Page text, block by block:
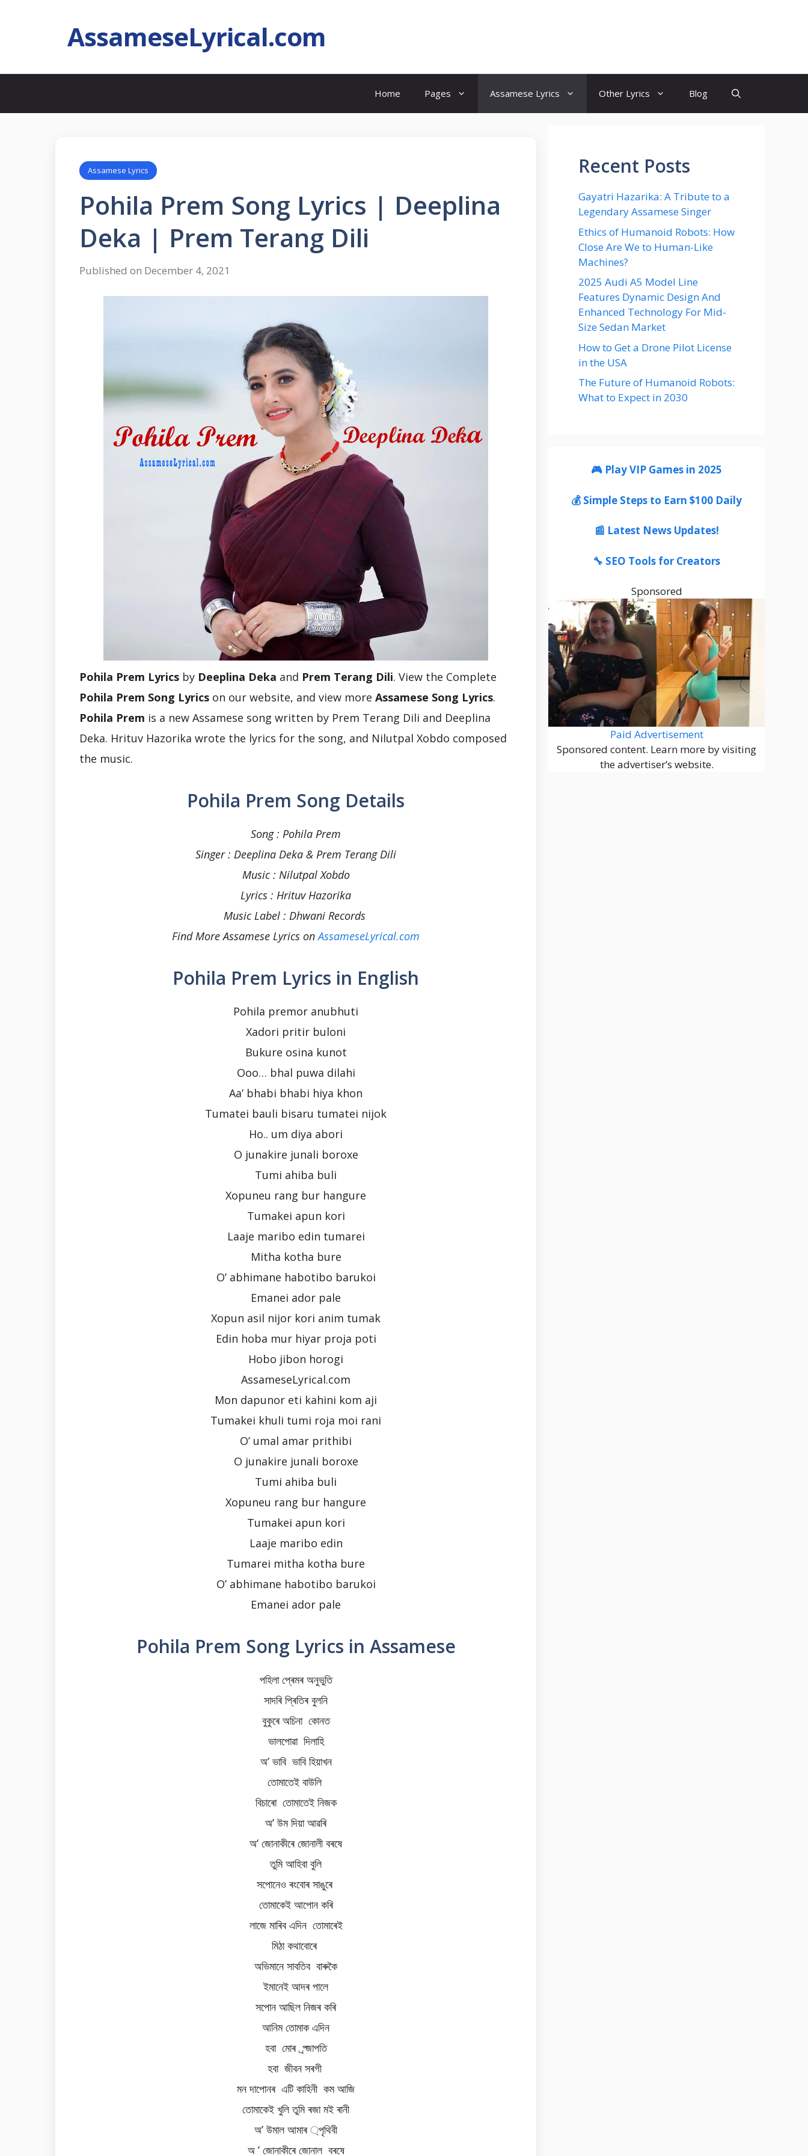
AssameseLyrical.com
Home Pages Assamese Lyrics Other Lyrics Blog
Assamese Lyrics
Pohila Prem Song Lyrics | Deeplina
Deka | Prem Terang Dili
Published on December 4, 2021
Pohila Prem Lyrics by Deeplina Deka and Prem Terang Dili. View the Complete
Pohila Prem Song Lyrics on our website, and view more Assamese Song Lyrics.
Pohila Prem is a new Assamese song written by Prem Terang Dili and Deeplina
Deka. Hrituv Hazorika wrote the lyrics for the song, and Nilutpal Xobdo composed
the music.
Pohila Prem Song Details
Song : Pohila Prem
Singer : Deeplina Deka & Prem Terang Dili
Music : Nilutpal Xobdo
Lyrics : Hrituv Hazorika
Music Label : Dhwani Records
Find More Assamese Lyrics onAssameseLyrical.com
Pohila Prem Lyrics in English
Pohila premor anubhuti
Xadori pritir buloni
Bukure osina kunot
Ooo… bhal puwa dilahi
Aa’ bhabi bhabi hiya khon
Tumatei bauli bisaru tumatei nijok
Ho.. um diya abori
O junakire junali boroxe
Tumi ahiba buli
Xopuneu rang bur hangure
Tumakei apun kori
Laaje maribo edin tumarei
Mitha kotha bure
O’ abhimane habotibo barukoi
Emanei ador pale
Xopun asil nijor kori anim tumak
Edin hoba mur hiyar proja poti
Hobo jibon horogi
AssameseLyrical.com
Mon dapunor eti kahini kom aji
Tumakei khuli tumi roja moi rani
O’ umal amar prithibi
O junakire junali boroxe
Tumi ahiba buli
Xopuneu rang bur hangure
Tumakei apun kori
Laaje maribo edin
Tumarei mitha kotha bure
O’ abhimane habotibo barukoi
Emanei ador pale
Pohila Prem Song Lyrics in Assamese
পহিলা প্ৰেমৰ অনুভুতি
সাদৰি প্ৰিতিৰ বুলনি
বুকুৰে অচিনা কোনত
ভালপোৱা দিলাহি
অ’ ভাবি ভাবি হিয়াখন
তোমাতেই বাউলি
বিচাৰো তোমাতেই নিজক
অ’ উম দিয়া আৱৰি
অ’ জোনাকীৰে জোনালী বৰষে
তুমি আহিবা বুলি
সপোনেও ৰংবোৰ সাঙুৰে
তোমাকেই আপোন কৰি
লাজে মাৰিব এদিন তোমাৰেই
মিঠা কথাবোৰে
অভিমানে সাবতিব বাৰুকৈ
ইমানেই আদৰ পালে
সপোন আছিল নিজৰ কৰি
আনিম তোমাক এদিন
হবা মোৰ প্ৰ্জাপতি
হবা জীবন সৰগী
মন দাপোনৰ এটি কাহিনী কম আজি
তোমাকেই খুলি তুমি ৰজা মই ৰানী
অ’ উমাল আমাৰ ্পৃথিবী
অ ’ জোনাকীৰে জোনাল বৰষে
Recent Posts
Gayatri Hazarika: A Tribute to a
Legendary Assamese Singer
Ethics of Humanoid Robots: How
Close Are We to Human-Like
Machines?
2025 Audi A5 Model Line
Features Dynamic Design And
Enhanced Technology For Mid-
Size Sedan Market
How to Get a Drone Pilot License
in the USA
The Future of Humanoid Robots:
What to Expect in 2030
🎮 Play VIP Games in 2025
💰 Simple Steps to Earn $100 Daily
📰 Latest News Updates!
🔧 SEO Tools for Creators
Sponsored
Paid Advertisement
Sponsored content. Learn more by visiting
the advertiser’s website.